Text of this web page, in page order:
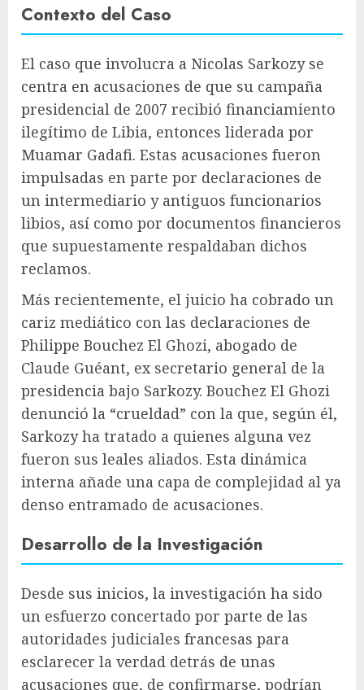
Contexto del Caso
El caso que involucra a Nicolas Sarkozy se
centra en acusaciones de que su campaña
presidencial de 2007 recibió financiamiento
ilegítimo de Libia, entonces liderada por
Muamar Gadafi. Estas acusaciones fueron
impulsadas en parte por declaraciones de
un intermediario y antiguos funcionarios
libios, así como por documentos financieros
que supuestamente respaldaban dichos
reclamos.
Más recientemente, el juicio ha cobrado un
cariz mediático con las declaraciones de
Philippe Bouchez El Ghozi, abogado de
Claude Guéant, ex secretario general de la
presidencia bajo Sarkozy. Bouchez El Ghozi
denunció la “crueldad” con la que, según él,
Sarkozy ha tratado a quienes alguna vez
fueron sus leales aliados. Esta dinámica
interna añade una capa de complejidad al ya
denso entramado de acusaciones.
Desarrollo de la Investigación
Desde sus inicios, la investigación ha sido
un esfuerzo concertado por parte de las
autoridades judiciales francesas para
esclarecer la verdad detrás de unas
acusaciones que, de confirmarse, podrían